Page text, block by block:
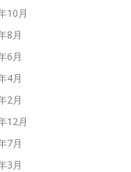
10月
8月
6月
4月
2月
12月
7月
3月